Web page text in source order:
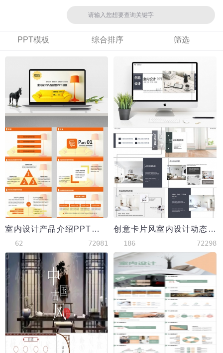
PPT模板 综合排序 筛选
室内设计产品介绍PPT模板
62 72081
创意卡片风室内设计动态模板
186 72298